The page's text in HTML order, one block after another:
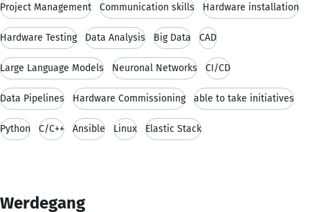
Project Management Communication skills Hardware installation
Hardware Testing Data Analysis Big Data CAD
Large Language Models Neuronal Networks CI/CD
Data Pipelines Hardware Commissioning able to take initiatives
Python C/C++ Ansible Linux Elastic Stack
Werdegang